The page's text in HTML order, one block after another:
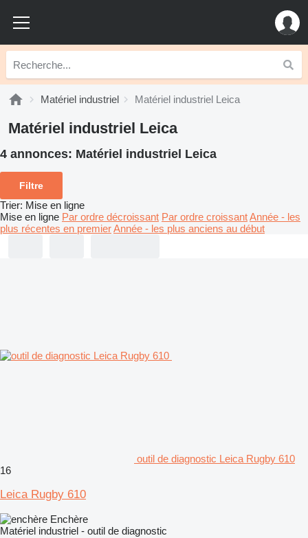
Matériel industriel Matériel industriel Leica
Matériel industriel Leica
4 annonces: Matériel industriel Leica
Filtre
Trier: Mise en ligne
Mise en ligne Par ordre décroissant Par ordre croissantAnnée - les
plus récentes en premierAnnée - les plus anciens au début
outil de diagnostic Leica Rugby 610
16
Leica Rugby 610
Enchère
Matériel industriel - outil de diagnostic